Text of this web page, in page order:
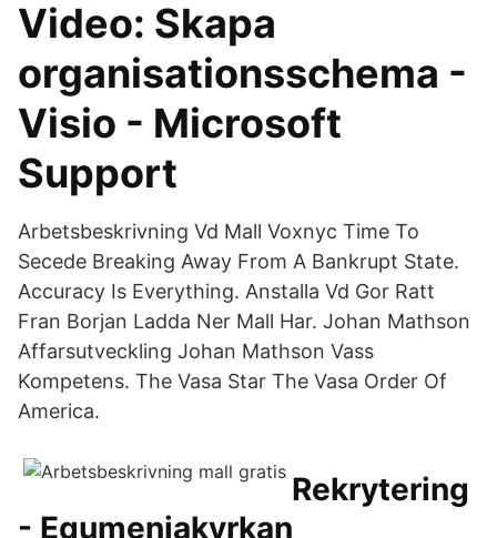
Video: Skapa
organisationsschema -
Visio - Microsoft
Support
Arbetsbeskrivning Vd Mall Voxnyc Time To
Secede Breaking Away From A Bankrupt State.
Accuracy Is Everything. Anstalla Vd Gor Ratt
Fran Borjan Ladda Ner Mall Har. Johan Mathson
Affarsutveckling Johan Mathson Vass
Kompetens. The Vasa Star The Vasa Order Of
America.
Rekrytering
- Equmeniakyrkan